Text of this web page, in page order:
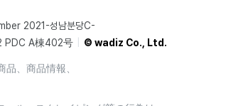
2021-성남분당C-
PDC A棟402号 © wadiz Co., Ltd.
、商品情報、